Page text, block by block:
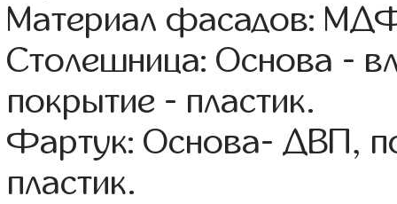
Материал фасадов:
Столешница: Основа -
покрытие - пластик.
Фартук: Основа- ДВП,
пластик.